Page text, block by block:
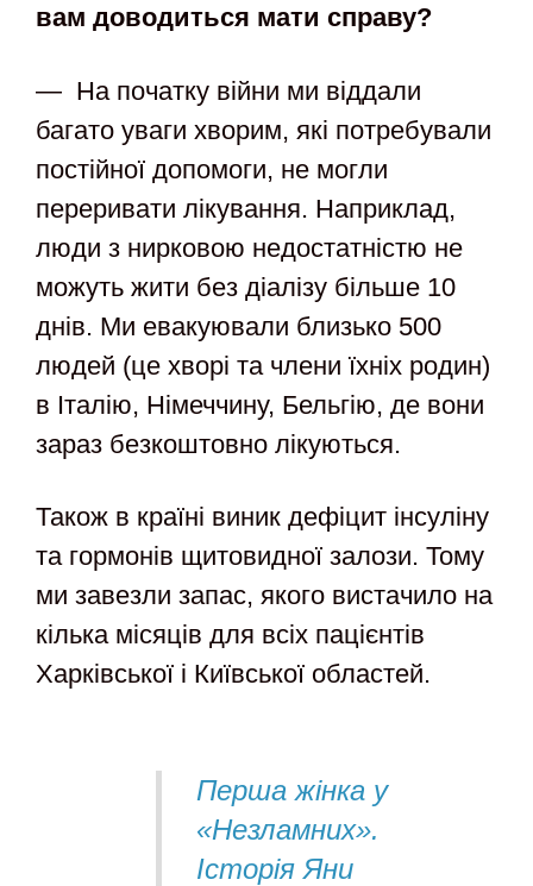
вам доводиться мати справу?
— На початку війни ми віддали
багато уваги хворим, які потребували
постійної допомоги, не могли
переривати лікування. Наприклад,
люди з нирковою недостатністю не
можуть жити без діалізу більше 10
днів. Ми евакуювали близько 500
людей (це хворі та члени їхніх родин)
в Італію, Німеччину, Бельгію, де вони
зараз безкоштовно лікуються.
Також в країні виник дефіцит інсуліну
та гормонів щитовидної залози. Тому
ми завезли запас, якого вистачило на
кілька місяців для всіх пацієнтів
Харківської і Київської областей.
Перша жінка у
«Незламних».
Історія Яни